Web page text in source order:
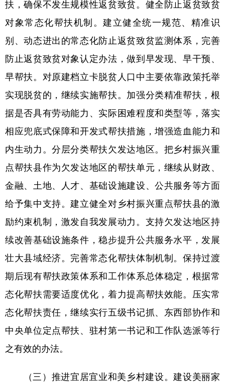
扶，确保不发生规模性返贫致贫。健全防止返贫致贫
对象常态化帮扶机制。建立健全统一规范、精准识
别、动态进出的常态化防止返贫致贫监测体系，完善
防止返贫致贫对象认定办法，做到早发现、早干预、
早帮扶。对原建档立卡脱贫人口中主要依靠政策托举
实现脱贫的，继续实施帮扶。加强分类精准帮扶，根
据是否具有劳动能力、实际困难程度和类型等，落实
相应兜底式保障和开发式帮扶措施，增强造血能力和
内生动力。分层分类帮扶欠发达地区。把乡村振兴重
点帮扶县作为欠发达地区的帮扶单元，继续从财政、
金融、土地、人才、基础设施建设、公共服务等方面
给予集中支持。建立健全对乡村振兴重点帮扶县的激
励约束机制，激发自我发展动力。支持欠发达地区持
续改善基础设施条件，稳步提升公共服务水平，发展
壮大县域经济。完善常态化帮扶体制机制。保持过渡
期后现有帮扶政策体系和工作体系总体稳定，根据常
态化帮扶需要适度优化，着力提高帮扶效能。压实常
态化帮扶责任，继续实行五级书记抓、东西部协作和
中央单位定点帮扶、驻村第一书记和工作队选派等行
之有效的办法。
（三）推进宜居宜业和美乡村建设。建设美丽家